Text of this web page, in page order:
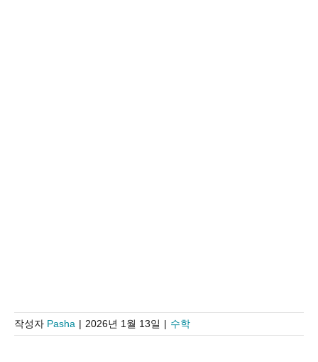
작성자 Pasha | 2026년 1월 13일 | 수학